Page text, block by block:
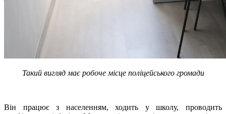
Такий вигляд має робоче місце поліцейського громади
Він працює з населенням, ходить у школу, проводить